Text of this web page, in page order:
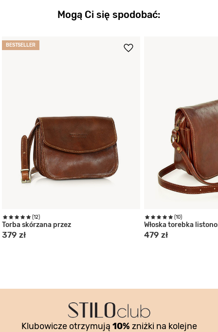
Mogą Ci się spodobać:
BESTSELLER
(12)
Torba skórzana przez
379 zł
(10)
Włoska torebka
479 zł
Klubowicze otrzymują 10% zniżki na kolejne